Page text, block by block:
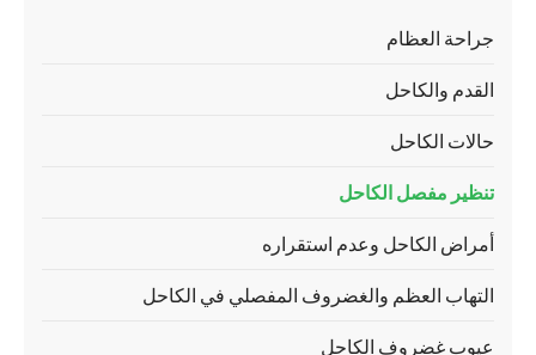
جراحة العظام
القدم والكاحل
حالات الكاحل
تنظير مفصل الكاحل
أمراض الكاحل وعدم استقراره
التهاب العظم والغضروف المفصلي في الكاحل
عيوب غضروف الكاحل